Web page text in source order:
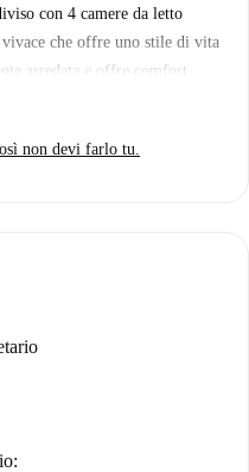
con 4 camere da letto
che offre uno stile di vita
arredata e offre comfort
attrezzata, un balcone/terrazzo
e sistema di riscaldamento
offre un'eccellente
sono a pochi passi,
tutte le vostre
il vostro soggiorno in
non devi farlo tu.